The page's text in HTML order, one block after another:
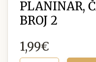
PLANINAR,
BROJ 2
1,99€